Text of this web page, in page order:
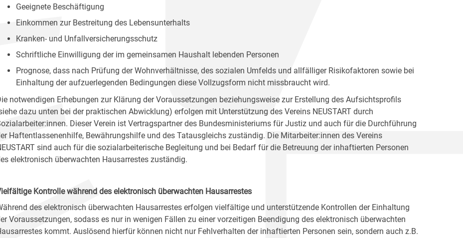
Geeignete Beschäftigung
Einkommen zur Bestreitung des Lebensunterhalts
Kranken- und Unfallversicherungsschutz
Schriftliche Einwilligung der im gemeinsamen Haushalt lebenden Personen
Prognose, dass nach Prüfung der Wohnverhältnisse, des sozialen Umfelds und allfälliger Risikofaktoren sowie bei
Einhaltung der aufzuerlegenden Bedingungen diese Vollzugsform nicht missbraucht wird.
notwendigen Erhebungen zur Klärung der Voraussetzungen beziehungsweise zur Erstellung des Aufsichtsprofils
dazu unten bei der praktischen Abwicklung) erfolgen mit Unterstützung des Vereins NEUSTART durch
Dieser Verein ist Vertragspartner des Bundesministeriums für Justiz und auch für die Durchführung
Haftentlassenenhilfe, Bewährungshilfe und des Tatausgleichs zuständig. Die Mitarbeiter:innen des Vereins
sind auch für die sozialarbeiterische Begleitung und bei Bedarf für die Betreuung der inhaftierten Personen
elektronisch überwachten Hausarrestes zuständig.
Kontrolle während des elektronisch überwachten Hausarrestes
des elektronisch überwachten Hausarrestes erfolgen vielfältige und unterstützende Kontrollen der Einhaltung
Voraussetzungen, sodass es nur in wenigen Fällen zu einer vorzeitigen Beendigung des elektronisch überwachten
kommt. Auslösend hierfür können nicht nur Fehlverhalten der inhaftierten Personen sein, sondern auch z.B.